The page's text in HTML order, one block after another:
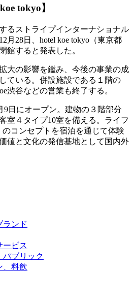
tokyo】
るストライプインターナショナル
月28日、hotel koe tokyo（東京都
館すると発表した。
大の影響を鑑み、今後の事業の成
ている。併設施設である１階の
渋谷などの営業も終了する。
9日にオープン。建物の３階部分
室４タイプ10室を備える。ライフ
のコンセプトを宿泊を通じて体験
値と文化の発信基地として国内外
ランド
ービス
パブリック
、料飲